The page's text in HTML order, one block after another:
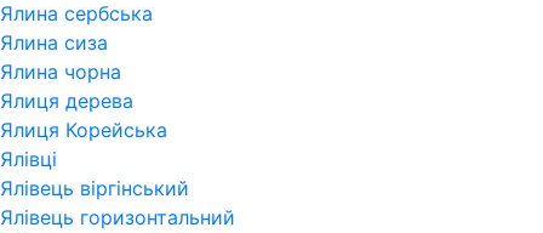
Ялина сербська
Ялина сиза
Ялина чорна
Ялиця дерева
Ялиця Корейська
Ялівці
Ялівець віргінський
Ялівець горизонтальний